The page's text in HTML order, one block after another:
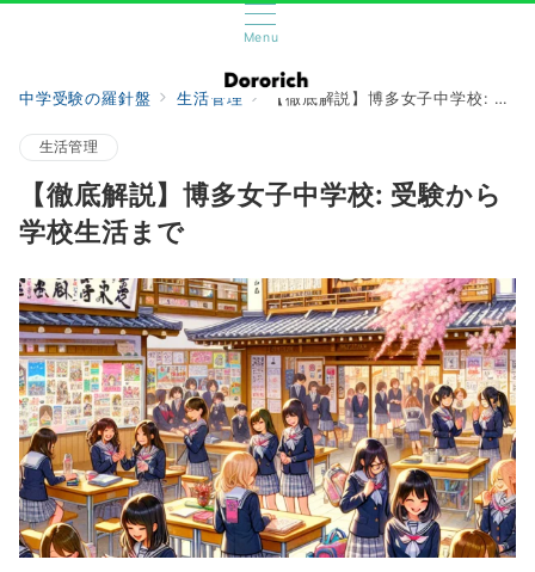
Menu
中学受験の羅針盤 生活管理 【徹底解説】博多女子中学校: 受験から学校生活まで
生活管理
【徹底解説】博多女子中学校: 受験から
学校生活まで